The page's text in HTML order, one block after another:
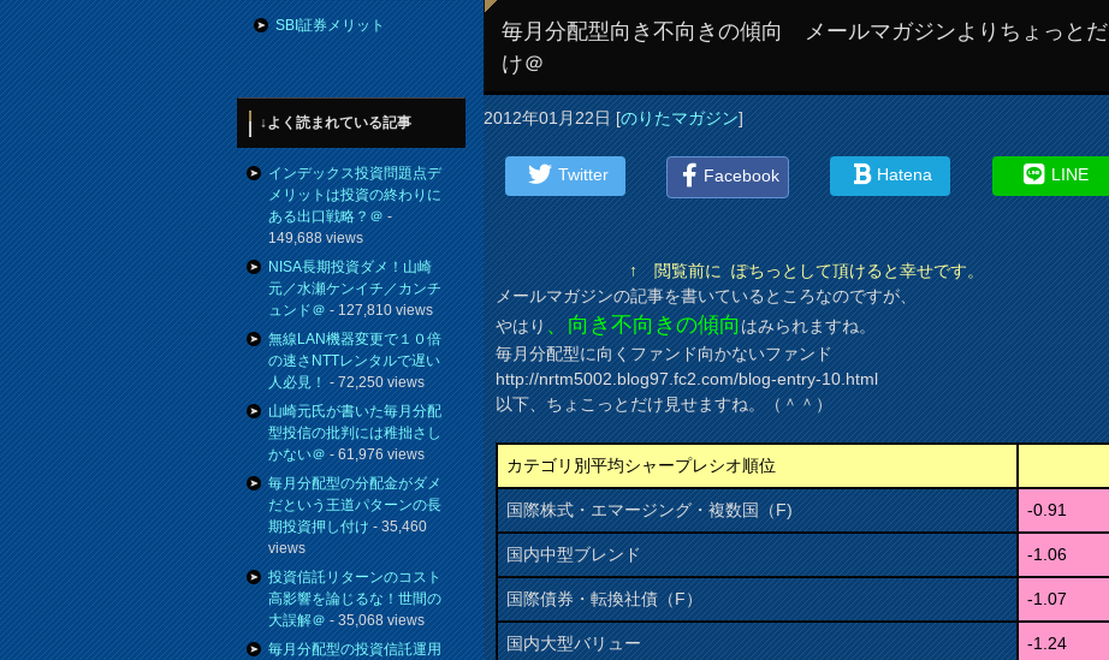
毎月分配型向き不向きの傾向 メールマガジンよりちょっとだ
け＠
2012年01月22日[のりたマガジン]
Twitter Facebook Hatena LINE
↑ 閲覧前に ぽちっとして頂けると幸せです。
メールマガジンの記事を書いているところなのですが、
やはり、向き不向きの傾向はみられますね。
毎月分配型に向くファンド向かないファンド
http://nrtm5002.blog97.fc2.com/blog-entry-10.html
以下、ちょこっとだけ見せますね。（＾＾）
カテゴリ別平均シャープレシオ順位
国際株式・エマージング・複数国（F) -0.91
国内中型ブレンド -1.06
国際債券・転換社債（F） -1.07
国内大型バリュー -1.24
SBI証券メリット
↓よく読まれている記事
インデックス投資問題点デ
メリットは投資の終わりに
ある出口戦略？＠-
149,688 views
NISA長期投資ダメ！山崎
元／水瀬ケンイチ／カンチ
ュンド＠- 127,810 views
無線LAN機器変更で１０倍
の速さNTTレンタルで遅い
人必見！- 72,250 views
山崎元氏が書いた毎月分配
型投信の批判には稚拙さし
かない＠- 61,976 views
毎月分配型の分配金がダメ
だという王道パターンの長
期投資押し付け- 35,460
views
投資信託リターンのコスト
高影響を論じるな！世間の
大誤解＠- 35,068 views
毎月分配型の投資信託運用